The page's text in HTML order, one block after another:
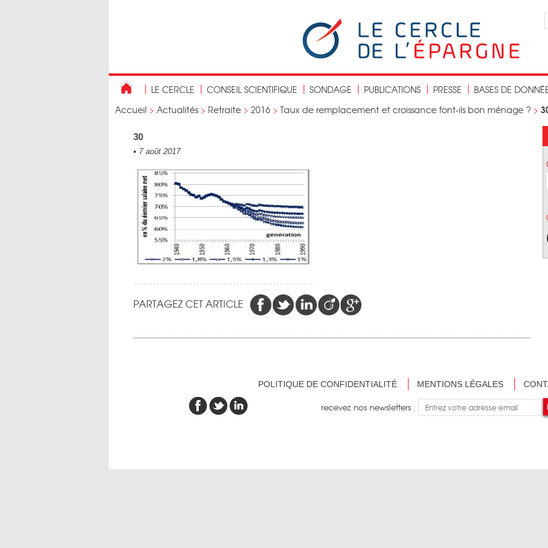
LE CERCLE CONSEIL SCIENTIFIQUE SONDAGE PUBLICATIONS PRESSE
BASES DE
Accueil > Actualités > Retraite > 2016 > Taux de remplacement et croissance font-ils bon ménage ? >
30
• 7 août 2017
PARTAGEZ CET ARTICLE
POLITIQUE DE CONFIDENTIALITÉ MENTIONS LÉGALES
recevez nos newsletters